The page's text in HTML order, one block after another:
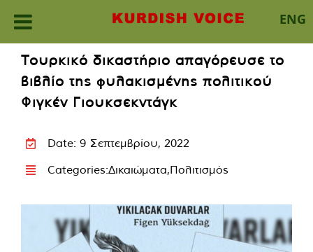
ENG
content
Τουρκικό δικαστήριο απαγόρευσε το
βιβλίο της φυλακισμένης πολιτικού
Φιγκέν Γιουκσεκντάγκ
Date: 9 Σεπτεμβρίου, 2022
Categories:Δικαιώματα,Πολιτισμός